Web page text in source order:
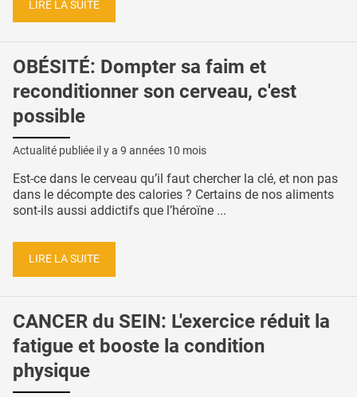
LIRE LA SUITE
OBÉSITÉ: Dompter sa faim et
reconditionner son cerveau, c'est
possible
Actualité publiée il y a 9 années 10 mois
Est-ce dans le cerveau qu’il faut chercher la clé, et non pas
dans le décompte des calories ? Certains de nos aliments
sont-ils aussi addictifs que l’héroïne ...
LIRE LA SUITE
CANCER du SEIN: L'exercice réduit la
fatigue et booste la condition
physique